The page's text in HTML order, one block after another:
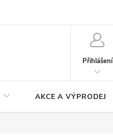
Přihlášení
AKCE A VÝPRODEJ